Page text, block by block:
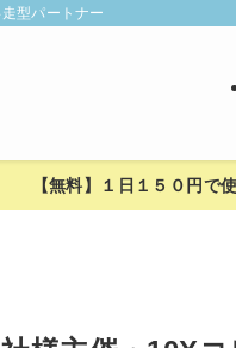
型パートナー
【無料】１日１５０円で